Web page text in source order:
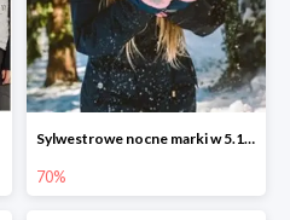
Sylwestrowe nocne marki w 5.10.15 do -70%
70%